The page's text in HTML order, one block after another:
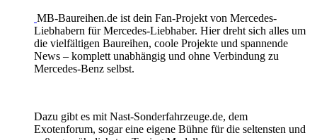
MB-Baureihen.de ist dein Fan-Projekt von Mercedes-
Liebhabern für Mercedes-Liebhaber. Hier dreht sich alles um
die vielfältigen Baureihen, coole Projekte und spannende
News – komplett unabhängig und ohne Verbindung zu
Mercedes-Benz selbst.
Dazu gibt es mit Nast-Sonderfahrzeuge.de, dem
Exotenforum, sogar eine eigene Bühne für die seltensten und